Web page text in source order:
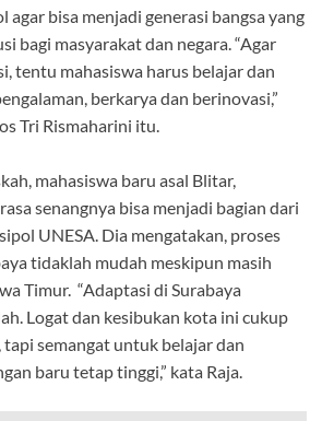
agar bisa menjadi generasi bangsa yang
bagi masyarakat dan negara. “Agar
tentu mahasiswa harus belajar dan
berkarya dan berinovasi,”
Tri Rismaharini itu.
mahasiswa baru asal Blitar,
senangnya bisa menjadi bagian dari
UNESA. Dia mengatakan, proses
tidaklah mudah meskipun masih
Timur. “Adaptasi di Surabaya
Logat dan kesibukan kota ini cukup
semangat untuk belajar dan
baru tetap tinggi,” kata Raja.